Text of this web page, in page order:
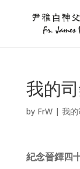
我的
by FrW| 我
紀念晉鐸四